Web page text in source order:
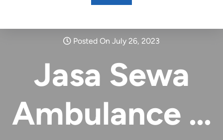
Posted On July 26, 2023
Jasa Sewa
Ambulance …